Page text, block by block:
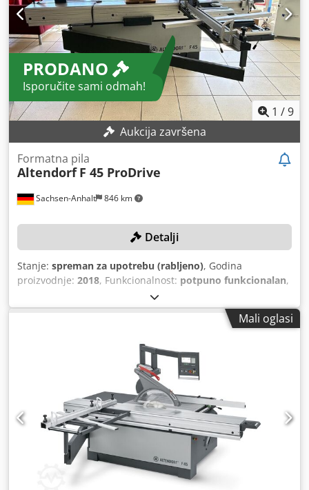
PRODANO
Isporučite sami odmah!
1 /9
Aukcija završena
Sachsen-Anhalt 846 km
Formatna pila
Altendorf F 45 ProDrive
Detalji
Stanje: spreman za upotrebu (rabljeno), Godina
proizvodnje: 2018, Funkcionalnost: potpuno funkcionalan,
, promjer lista pile:
podešavanje nagiba lista pile:46 °, maksimalna brzina
, širina reza na paralelnom vodilu:
mm Širina rezanja na CNC paralelnoj ogradi: 1.300 mm
Maks. broj okretaja: 5.000 o/min Bezstupanjsko
podešavanje Duljina dvostrukog kliznog stola: 3.000 mm
Duljina kutnog uzdužnog graničnika: 3.200 mm Digitalno
podesivo Produžetak radne plohe: 840 mm Područje
pneumatskog brzog stezača: 0-90 mm 2 brza stezača
DETALJI STROJA Snaga: 7,5 kW OPREMA CE označavanje
Zaštita lista pile Dedpfx Adoy H Erro Ssck Dvostruki klizni
stol s TIP-SERVO-DRIVE Stol s jastukom zraka Raspršivač s
daljinskim upravljanjem Prednji potporni valjak 2
Mali oglasi